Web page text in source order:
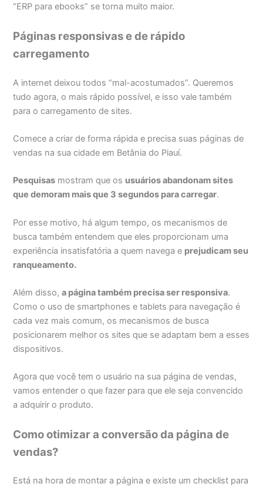
“ERP para ebooks” se torna muito maior.
Páginas responsivas e de rápido
carregamento
A internet deixou todos “mal-acostumados”. Queremos
tudo agora, o mais rápido possível, e isso vale também
para o carregamento de sites.
Comece a criar de forma rápida e precisa suas páginas de
vendas na sua cidade em Betânia do Piauí.
Pesquisas mostram que os usuários abandonam sites
que demoram mais que 3 segundos para carregar.
Por esse motivo, há algum tempo, os mecanismos de
busca também entendem que eles proporcionam uma
experiência insatisfatória a quem navega e prejudicam seu
ranqueamento.
Além disso,a página também precisa ser responsiva.
Como o uso de smartphones e tablets para navegação é
cada vez mais comum, os mecanismos de busca
posicionarem melhor os sites que se adaptam bem a esses
dispositivos.
Agora que você tem o usuário na sua página de vendas,
vamos entender o que fazer para que ele seja convencido
a adquirir o produto.
Como otimizar a conversão da página de
vendas?
Está na hora de montar a página e existe um checklist para